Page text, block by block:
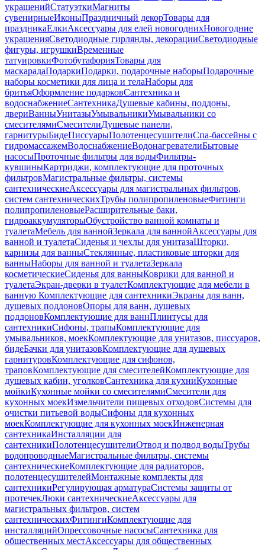
украшенийСтатуэткиМагниты
сувенирныеИконыПраздничный декорТовары для
праздникаЕлкиАксессуары для елей новогоднихНовогодние
украшенияСветодиодные гирлянды, декорацииСветодиодные
фигуры, игрушкиВременные
татуировкиФотобутафорияТовары для
маскарадаПодаркиПодарки, подарочные наборыПодарочные
наборы косметики для лица и телаНаборы для
бритьяОформление подарковСантехника и
водоснабжениеСантехникаДушевые кабины, поддоны,
двериВанныУнитазыУмывальникиУмывальники со
смесителямиСмесителиДушевые панели,
гарнитурыБидеПиссуарыПолотенцесушителиСпа-бассейны с
гидромассажемВодоснабжениеВодонагревателиБытовые
насосыПроточные фильтры для водыФильтры-
кувшиныКартриджи, комплектующие для проточных
фильтровМагистральные фильтры, системы
сантехническиеАксессуары для магистральных фильтров,
систем сантехническихТрубы полипропиленовыеФитинги
полипропиленовыеРасширительные баки,
гидроаккумуляторыОбустройство ванной комнаты и
туалетаМебель для ваннойЗеркала для ваннойАксессуары для
ванной и туалетаСиденья и чехлы для унитазаШторки,
карнизы для ванныСтеклянные, пластиковые шторки для
ванныНаборы для ванной и туалетаЗеркала
косметическиеСиденья для ванныКоврики для ванной и
туалетаЭкран-дверки в туалетКомплектующие для мебели в
ванную Комплектующие для сантехникиЭкраны для ванн,
душевых поддоновОпоры для ванн, душевых
поддоновКомплектующие для ваннПлинтусы для
сантехникиСифоны, трапыКомплектующие для
умывальников, моекКомплектующие для унитазов, писсуаров,
бидеБачки для унитазовКомплектующие для душевых
гарнитуровКомплектующие для сифонов,
траповКомплектующие для смесителейКомплектующие для
душевых кабин, уголковСантехника для кухниКухонные
мойкиКухонные мойки со смесителямиСмесители для
кухонных моекИзмельчители пищевых отходовСистемы для
очистки питьевой водыСифоны для кухонных
моекКомплектующие для кухонных моекИнженерная
сантехникаИнсталляции для
сантехникиПолотенцесушителиОтвод и подвод водыТрубы
водопроводныеМагистральные фильтры, системы
сантехническиеКомплектующие для радиаторов,
полотенцесушителейМонтажные комплекты для
сантехникиРегулирующая арматураСистемы защиты от
протечекЛюки сантехническиеАксессуары для
магистральных фильтров, систем
сантехническихФитингиКомплектующие для
инсталляцийОпрессовочные насосыСантехника для
общественных местАксессуары для общественных